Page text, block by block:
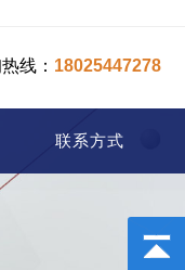
线： 18025447278
联系方式